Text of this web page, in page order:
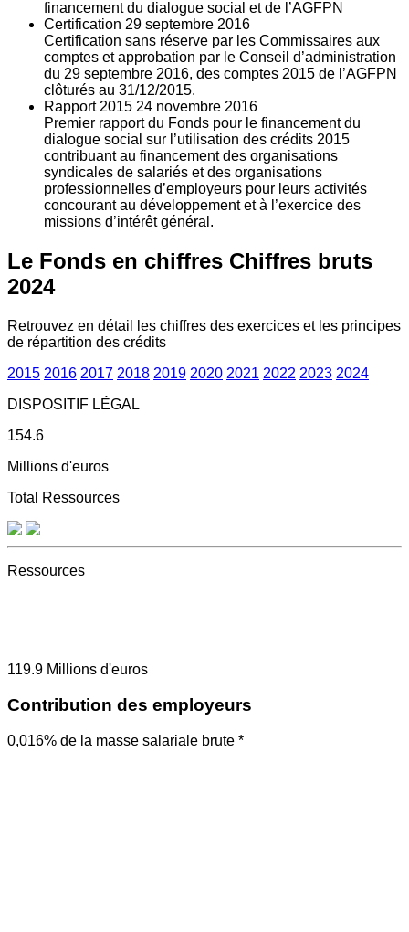
financement du dialogue social et de l’AGFPN
Certification 29 septembre 2016
Certification sans réserve par les Commissaires aux
comptes et approbation par le Conseil d’administration
du 29 septembre 2016, des comptes 2015 de l’AGFPN
clôturés au 31/12/2015.
Rapport 2015 24 novembre 2016
Premier rapport du Fonds pour le financement du
dialogue social sur l’utilisation des crédits 2015
contribuant au financement des organisations
syndicales de salariés et des organisations
professionnelles d’employeurs pour leurs activités
concourant au développement et à l’exercice des
missions d’intérêt général.
Le Fonds en chiffres Chiffres bruts
2024
Retrouvez en détail les chiffres des exercices et les principes
de répartition des crédits
2015 2016 2017 2018 2019 2020 2021 2022 2023 2024
DISPOSITIF LÉGAL
154.6
Millions d'euros
Total Ressources
Ressources
119.9 Millions d'euros
Contribution des employeurs
0,016% de la masse salariale brute *